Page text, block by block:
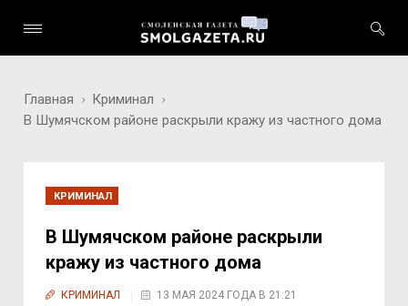
Главная
Криминал
В Шумячском районе раскрыли кражу из частного дома
КРИМИНАЛ
В Шумячском районе раскрыли
кражу из частного дома
КРИМИНАЛ 13 МАЯ 2024 ГОДА В 21:21